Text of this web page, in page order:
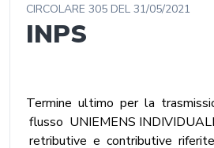
CIRCOLARE 305 DEL 31/05/2021
INPS
Termine ultimo per la
flusso UNIEMENS
retributive e contributive